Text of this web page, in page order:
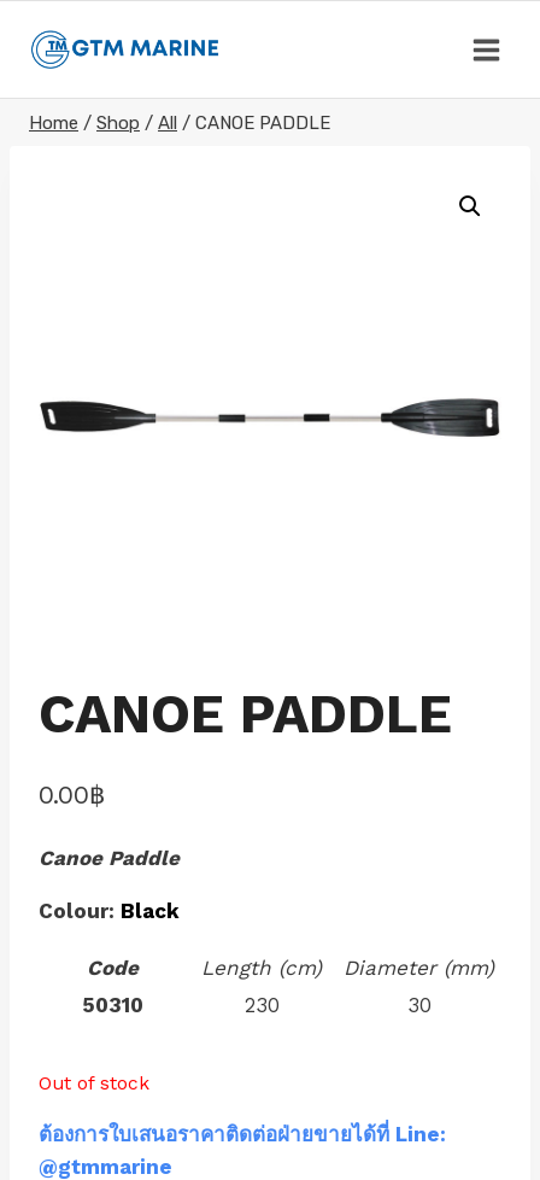
Home / Shop / All / CANOE PADDLE
CANOE PADDLE
0.00฿
Canoe Paddle
Colour: Black
Code Length (cm)
Diameter (mm)
50310
230 30
Out of stock
ต้องการใบเสนอราคาติดต่อฝ่ายขายได้ที่ Line:
@gtmmarine